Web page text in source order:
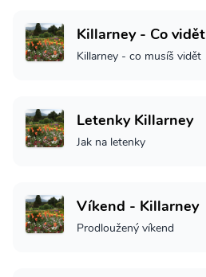
Killarney - Co vidět
Killarney - co musíš vidět
Letenky Killarney
Jak na letenky
Víkend - Killarney
Prodloužený víkend